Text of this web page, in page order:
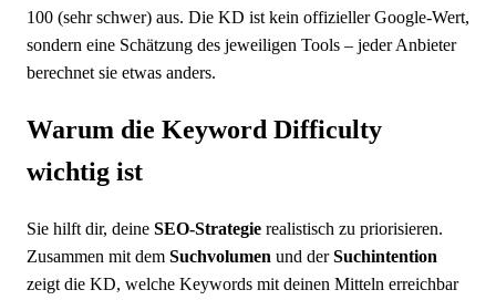
100 (sehr schwer) aus. Die KD ist kein offizieller Google-Wert,
sondern eine Schätzung des jeweiligen Tools – jeder Anbieter
berechnet sie etwas anders.
Warum die Keyword Difficulty
wichtig ist
Sie hilft dir, deine SEO-Strategie realistisch zu priorisieren.
Zusammen mit dem Suchvolumen und derSuchintention
zeigt die KD, welche Keywords mit deinen Mitteln erreichbar